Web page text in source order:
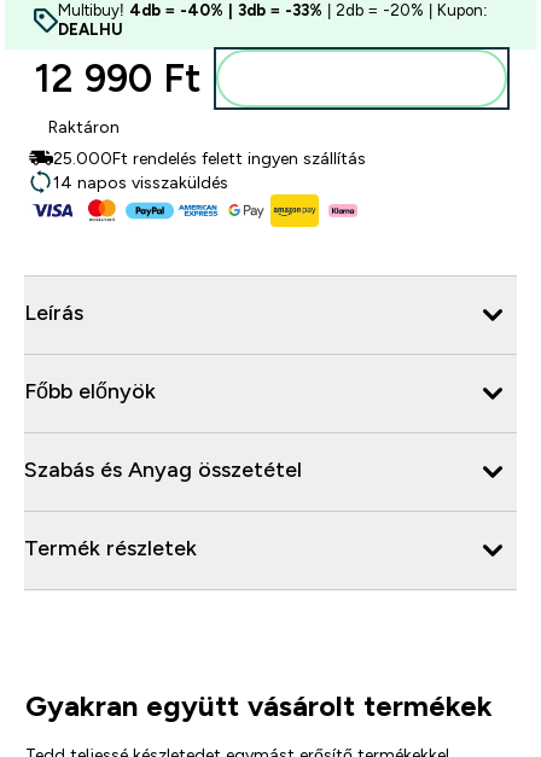
Multibuy! 4db = -40% | 3db = -33% | 2db = -20% | Kupon:
DEALHU
12 990 Ft‎
Raktáron
25.000Ft rendelés felett ingyen szállítás
14 napos visszaküldés
Leírás
Főbb előnyök
Szabás és Anyag összetétel
Termék részletek
Gyakran együtt vásárolt termékek